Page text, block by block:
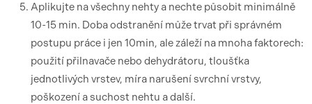
Aplikujte na všechny nehty a nechte působit minimálně
10-15 min. Doba odstranění může trvat při správném
postupu práce i jen 10min, ale záleží na mnoha faktorech:
použití přilnavače nebo dehydrátoru, tloušťka
jednotlivých vrstev, míra narušení svrchní vrstvy,
poškození a suchost nehtu a další.